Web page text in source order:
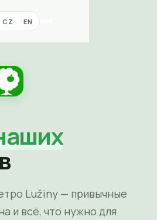
CZ EN
Lužiny — привычные
и всё, что нужно для